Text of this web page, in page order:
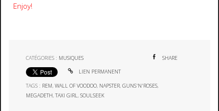
Enjoy!
CATÉGORIES : MUSIQUES SHARE
LIEN PERMANENT
TAGS : REM,WALL OF VOODOO, NAPSTER,GUNS'N'ROSES,
MEGADETH,TAXI GIRL,SOULSEEK